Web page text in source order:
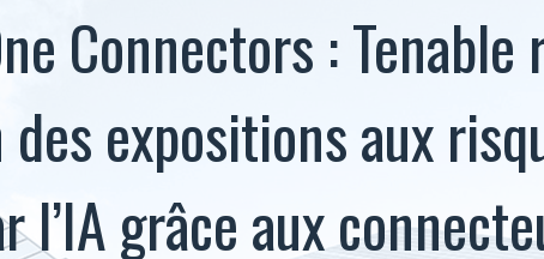
Connectors :
expositions aux
l’IA grâce aux